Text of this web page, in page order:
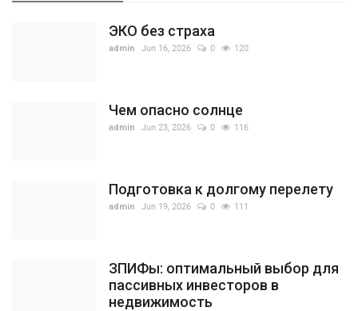
ЭКО без страха
admin Jun 16, 2026 0 120
Чем опасно солнце
admin Jun 23, 2026 0 116
Подготовка к долгому перелету
admin Jun 19, 2026 0 111
ЗПИФы: оптимальный выбор для
пассивных инвесторов в
недвижимость